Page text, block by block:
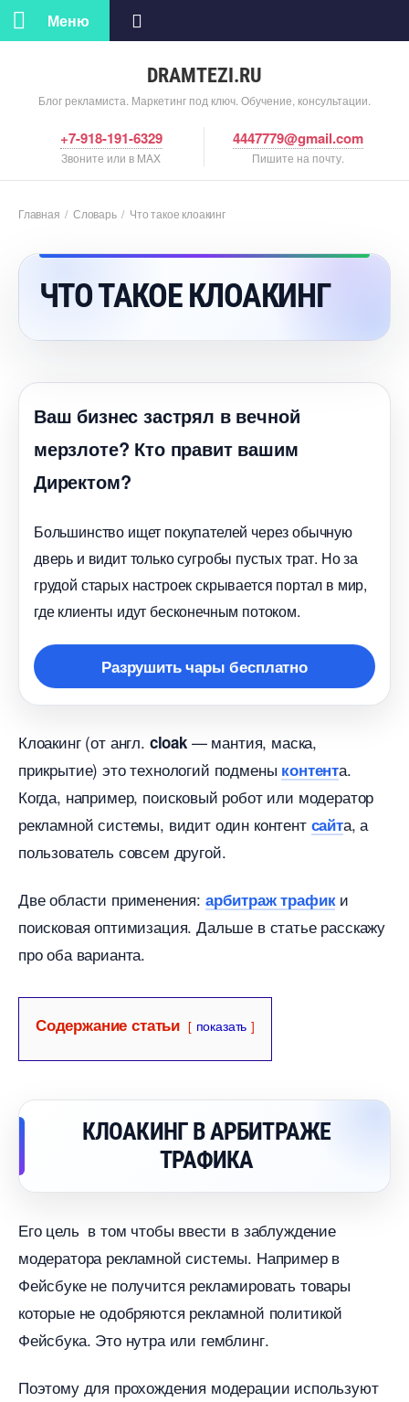
DRAMTEZI.RU
Блог рекламиста. Маркетинг под ключ. Обучение, консультации.
Меню
+7-918-191-6329
Звоните или в MAX
4447779@gmail.com
Пишите на почту.
Главная / Словарь/ Что такое клоакин
ЧТО ТАКОЕ КЛОАКИНГ
аш бизнес застрял в вечной
мерзлоте? Кто правит вашим
Директом?
Большинство ищет покупателей через обычную
дверь и видит только сугробы пустых трат. Но за
рудой старых настроек скрывается портал в мир,
де клиенты идут бесконечным потоком.
Разрушить чары бесплатно
Клоакинг (от англ. cloak— мантия, маска,
прикрытие) это технологий подмены контента.
Когда, например, поисковый робот или модератор
рекламной системы, видит один контент сайта, а
пользователь совсем другой.
Две области применения: арбитраж трафики
поисковая оптимизация. Дальше в статье расскажу
про оба варианта.
Содержание статьи показать
КЛОАКИНГ В АРБИТРАЖЕ
ТРАФИКА
Его цель в том чтобы ввести в заблуждение
модератора рекламной системы. Например
Фейсбуке не получится рекламировать товары
которые не одобряются рекламной политикой
Фейсбука. Это нутра или гемблинг.
Поэтому для прохождения модерации используют